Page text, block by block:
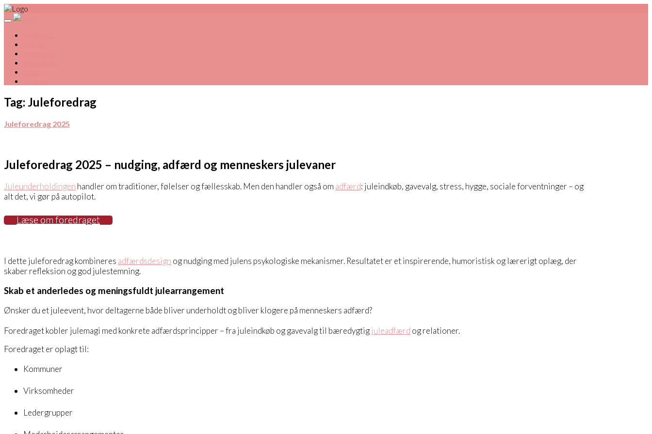
Tag: Juleforedrag
Juleforedrag 2025
Juleforedrag 2025 – nudging, adfærd og menneskers julevaner
Juleunderholdingen handler om traditioner, følelser og fællesskab. Men den handler også om adfærd: juleindkøb, gavevalg, stress, hygge, sociale forventninger – og
alt det, vi gør på autopilot.
Læse om foredraget
I dette juleforedrag kombineres adfærdsdesign og nudging med julens psykologiske mekanismer. Resultatet er et inspirerende, humoristisk og lærerigt oplæg, der
skaber refleksion og god julestemning.
Skab et anderledes og meningsfuldt julearrangement
Ønsker du et juleevent, hvor deltagerne både bliver underholdt og bliver klogere på menneskers adfærd?
Foredraget kobler julemagi med konkrete adfærdsprincipper – fra juleindkøb og gavevalg til bæredygtigjuleadfærd og relationer.
Foredraget er oplagt til:
Kommuner
Virksomheder
Ledergrupper